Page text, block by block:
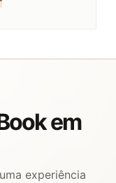
em
experiência